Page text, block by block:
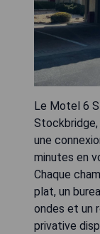
Le Motel 6
Stockbridge,
une
minutes en
Chaque
plat, un
ondes et un
privative